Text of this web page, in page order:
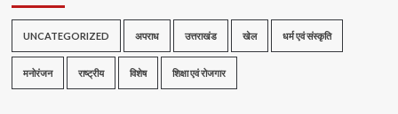
UNCATEGORIZED अपराध उत्तराखंड खेल धर्म एवं संस्कृति
मनोरंजन राष्ट्रीय विशेष शिक्षा एवं रोजगार